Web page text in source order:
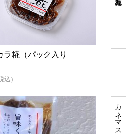
ラ糀（パック入り
込)
カネマス福丸屋